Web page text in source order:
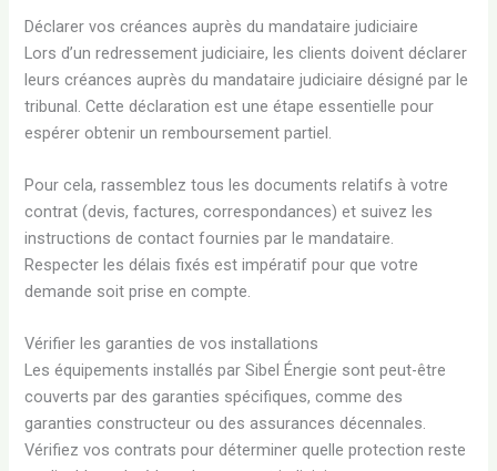
Déclarer vos créances auprès du mandataire judiciaire
Lors d’un redressement judiciaire, les clients doivent déclarer
leurs créances auprès du mandataire judiciaire désigné par le
tribunal. Cette déclaration est une étape essentielle pour
espérer obtenir un remboursement partiel.
Pour cela, rassemblez tous les documents relatifs à votre
contrat (devis, factures, correspondances) et suivez les
instructions de contact fournies par le mandataire.
Respecter les délais fixés est impératif pour que votre
demande soit prise en compte.
Vérifier les garanties de vos installations
Les équipements installés par Sibel Énergie sont peut-être
couverts par des garanties spécifiques, comme des
garanties constructeur ou des assurances décennales.
Vérifiez vos contrats pour déterminer quelle protection reste